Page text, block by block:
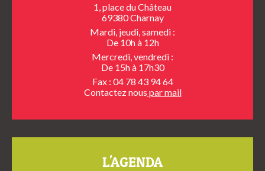
1, place du Château
69380 Charnay
Mardi, jeudi, samedi :
De 10h à 12h
Mercredi, vendredi :
De 15h à 17h30
Fax : 04 78 43 94 64
Contactez nous par mail
L'AGENDA